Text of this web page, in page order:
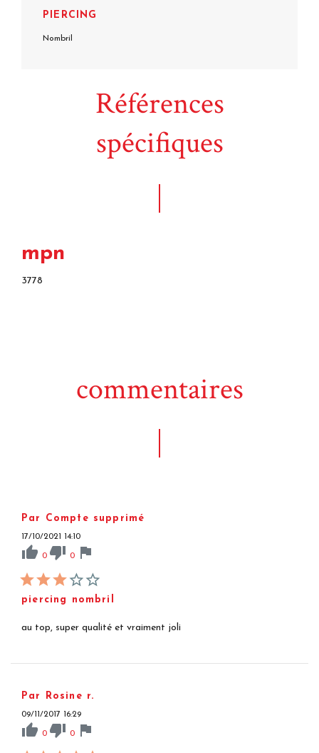
PIERCING
Nombril
Références
spécifiques
mpn
3778
commentaires
Par Compte supprimé
17/10/2021 14:10
thumb_up 0 thumb_down 0 flag
piercing nombril
au top, super qualité et vraiment joli
Par Rosine r.
09/11/2017 16:29
thumb_up 0 thumb_down 0 flag